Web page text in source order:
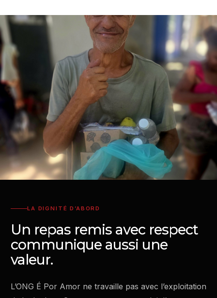
LA DIGNITÉ D’ABORD
Un repas remis avec respect
communique aussi une
valeur.
L’ONG É Por Amor ne travaille pas avec l’exploitation